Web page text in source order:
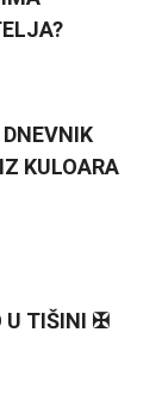
KULOARA
U TIŠINI ✠